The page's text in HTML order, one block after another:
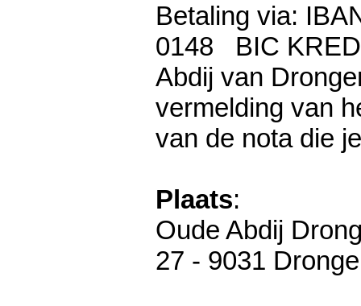
Betaling via:
0148 BIC
Abdij van
vermelding van
van de nota die
Plaats:
Oude Abdij
27 - 9031